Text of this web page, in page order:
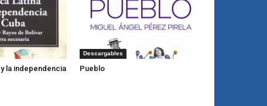
la independencia
Descargables
Pueblo